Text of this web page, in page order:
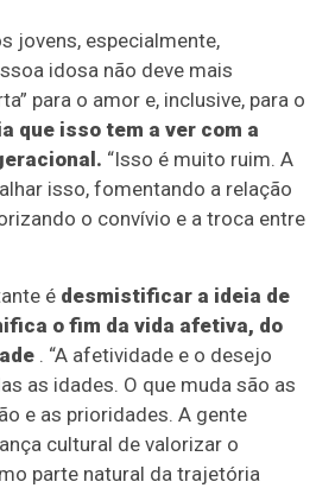
jovens, especialmente,
idosa não deve mais
para o amor e, inclusive, para o
que isso tem a ver com a
“Isso é muito ruim. A
isso, fomentando a relação
o convívio e a troca entre
é desmistificar a ideia de
o fim da vida afetiva, do
. “A afetividade e o desejo
as idades. O que muda são as
e as prioridades. A gente
cultural de valorizar o
parte natural da trajetória